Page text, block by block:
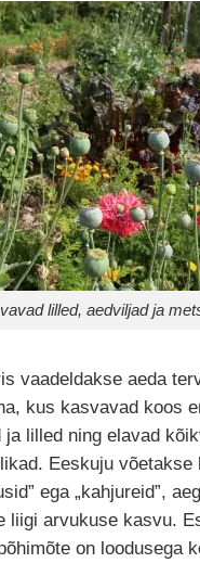
lilled, aedviljad ja
vaadeldakse aeda
kus kasvavad koos
ja lilled ning elavad
Eeskuju võetakse
ega „kahjureid”,
liigi arvukuse kasvu.
on loodusega